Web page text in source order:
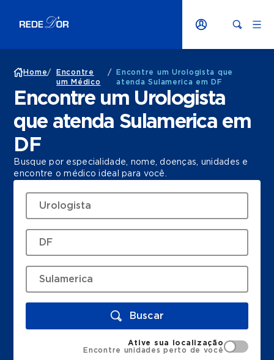
Home/
Encontre
um Médico
/
Encontre um Urologista que
atenda Sulamerica em DF
Encontre um Urologista
que atenda Sulamerica em
DF
Busque por especialidade, nome, doenças, unidades e
encontre o médico ideal para você.
Buscar
Ative sua localização
Encontre unidades perto de você